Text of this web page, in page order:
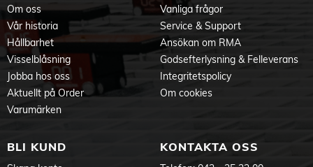
Om oss
Vår historia
Hållbarhet
Visselblåsning
Jobba hos oss
Aktuellt på Order
Varumärken
Vanliga frågor
Service & Support
Ansökan om RMA
Godsefterlysning & Felleverans
Integritetspolicy
Om cookies
BLI KUND KONTAKTA OSS